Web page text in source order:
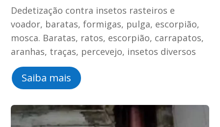
Dedetização contra insetos rasteiros e
voador, baratas, formigas, pulga, escorpião,
mosca. Baratas, ratos, escorpião, carrapatos,
aranhas, traças, percevejo, insetos diversos
Saiba mais